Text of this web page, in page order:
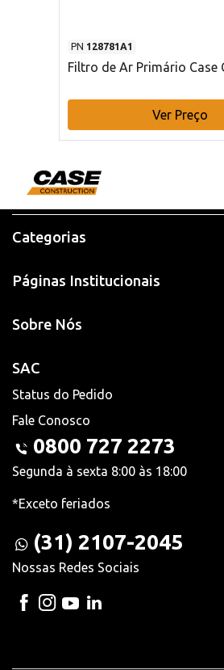
PN 128781A1
Filtro de Ar Primário Case
Ver Preço
Categorias
Páginas Institucionais
Sobre Nós
SAC
Status do Pedido
Fale Conosco
0800 727 2273
Segunda à sexta 8:00 às 18:00
*Exceto feriados
(31) 2107-2045
Nossas Redes Sociais